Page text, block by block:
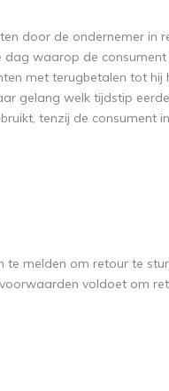
door de ondernemer in
dag waarop de consument
met terugbetalen tot hij
gelang welk tijdstip
tenzij de consument
te melden om retour te
voldoet om